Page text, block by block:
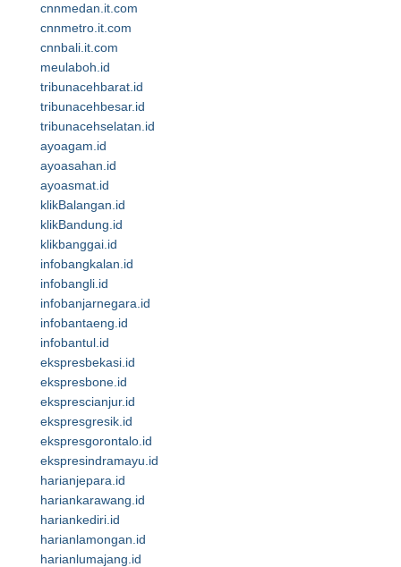
cnnmedan.it.com
cnnmetro.it.com
cnnbali.it.com
meulaboh.id
tribunacehbarat.id
tribunacehbesar.id
tribunacehselatan.id
ayoagam.id
ayoasahan.id
ayoasmat.id
klikBalangan.id
klikBandung.id
klikbanggai.id
infobangkalan.id
infobangli.id
infobanjarnegara.id
infobantaeng.id
infobantul.id
ekspresbekasi.id
ekspresbone.id
eksprescianjur.id
ekspresgresik.id
ekspresgorontalo.id
ekspresindramayu.id
harianjepara.id
hariankarawang.id
hariankediri.id
harianlamongan.id
harianlumajang.id